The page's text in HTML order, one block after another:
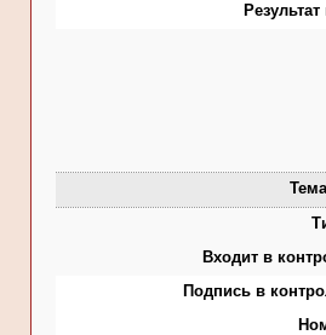
Входит в
Подпись в